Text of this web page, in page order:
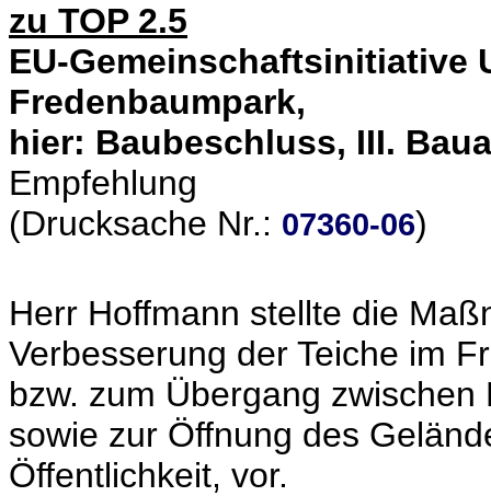
zu TOP 2.5
EU-Gemeinschaftsinitiative
Fredenbaumpark,
hier: Baubeschluss, III.
Empfehlung
(Drucksache Nr.: 07360-06)
Herr Hoffmann stellte die
Verbesserung der Teiche im
bzw. zum Übergang
sowie zur Öffnung des
Öffentlichkeit, vor.